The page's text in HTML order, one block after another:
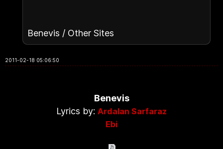
Benevis / Other Sites
2011-02-18 05:06:50
Benevis
Lyrics by: Ardalan Sarfaraz
Ebi